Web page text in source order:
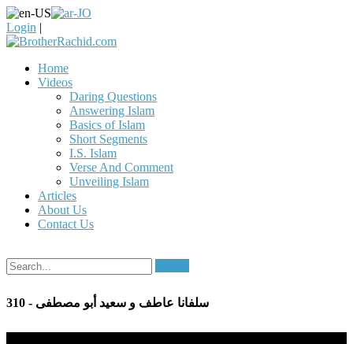
Login |
Home
Videos
Daring Questions
Answering Islam
Basics of Islam
Short Segments
I.S. Islam
Verse And Comment
Unveiling Islam
Articles
About Us
Contact Us
310 - سلفانا عاطف و سعيد أبو مصطفى